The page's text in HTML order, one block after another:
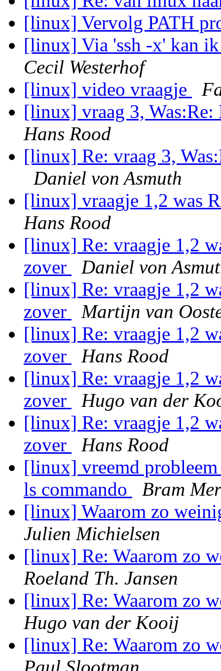
[linux] Vervolg PATH
[linux] Via 'ssh -x' kan
Cecil Westerhof
[linux] video vraagje
[linux] vraag 3,
Hans Rood
[linux] Re: vraag 3,
Daniel von Asmuth
[linux] vraagje 1,2 was
Hans Rood
[linux] Re: vraagje 1,2
zover
Daniel von
[linux] Re: vraagje 1,2
zover
Martijn van
[linux] Re: vraagje 1,2
zover
Hans Rood
[linux] Re: vraagje 1,2
zover
Hugo van der
[linux] Re: vraagje 1,2
zover
Hans Rood
[linux] vreemd
ls commando
Bram
[linux] Waarom zo
Julien Michielsen
[linux] Re: Waarom zo
Roeland Th. Jansen
[linux] Re: Waarom zo
Hugo van der Kooij
[linux] Re: Waarom zo